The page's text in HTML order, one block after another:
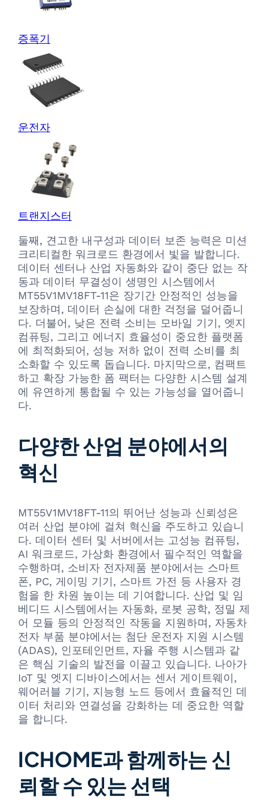
증폭기
운전자
트랜지스터
둘째, 견고한 내구성과 데이터 보존 능력은 미션
크리티컬한 워크로드 환경에서 빛을 발합니다.
데이터 센터나 산업 자동화와 같이 중단 없는 작
동과 데이터 무결성이 생명인 시스템에서
MT55V1MV18FT-11은 장기간 안정적인 성능을
보장하며, 데이터 손실에 대한 걱정을 덜어줍니
다. 더불어, 낮은 전력 소비는 모바일 기기, 엣지
컴퓨팅, 그리고 에너지 효율성이 중요한 플랫폼
에 최적화되어, 성능 저하 없이 전력 소비를 최
소화할 수 있도록 돕습니다. 마지막으로, 컴팩트
하고 확장 가능한 폼 팩터는 다양한 시스템 설계
에 유연하게 통합될 수 있는 가능성을 열어줍니
다.
다양한 산업 분야에서의
혁신
MT55V1MV18FT-11의 뛰어난 성능과 신뢰성은
여러 산업 분야에 걸쳐 혁신을 주도하고 있습니
다. 데이터 센터 및 서버에서는 고성능 컴퓨팅,
AI 워크로드, 가상화 환경에서 필수적인 역할을
수행하며, 소비자 전자제품 분야에서는 스마트
폰, PC, 게이밍 기기, 스마트 가전 등 사용자 경
험을 한 차원 높이는 데 기여합니다. 산업 및 임
베디드 시스템에서는 자동화, 로봇 공학, 정밀 제
어 모듈 등의 안정적인 작동을 지원하며, 자동차
전자 부품 분야에서는 첨단 운전자 지원 시스템
(ADAS), 인포테인먼트, 자율 주행 시스템과 같
은 핵심 기술의 발전을 이끌고 있습니다. 나아가
IoT 및 엣지 디바이스에서는 센서 게이트웨이,
웨어러블 기기, 지능형 노드 등에서 효율적인 데
이터 처리와 연결성을 강화하는 데 중요한 역할
을 합니다.
ICHOME과 함께하는 신
뢰할 수 있는 선택